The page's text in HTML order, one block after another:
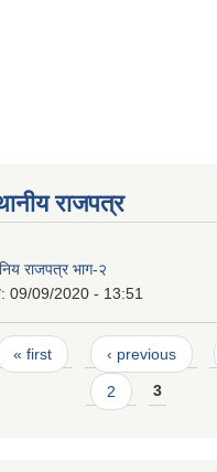
राजपत्र
राजपत्र भाग-२
09/09/2020 - 13:51
« first ‹ previous
2 3